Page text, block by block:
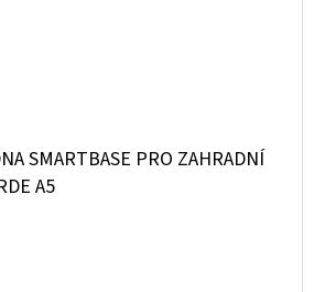
SMARTBASE PRO ZAHRADNÍ
A5